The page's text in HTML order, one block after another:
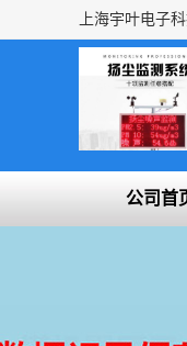
公司首